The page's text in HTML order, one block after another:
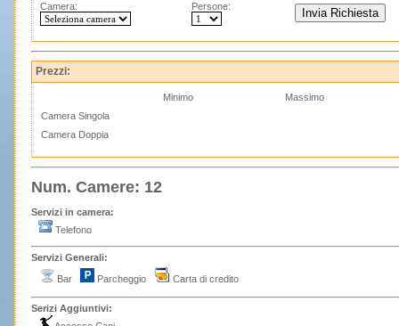
Camera: Persone:
Prezzi:
Minimo
Massimo
Camera Singola
Camera Doppia
Num. Camere: 12
Servizi in camera:
Telefono
Servizi Generali:
Bar
Parcheggio Carta di credito
Serizi Aggiuntivi: